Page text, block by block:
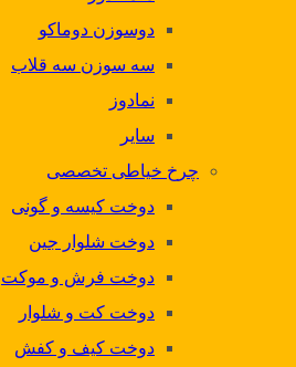
دوسوزن دوماکو
سه سوزن سه قلاب
نمادوز
سایر
چرخ خیاطی تخصصی
دوخت کیسه و گونی
دوخت شلوار جین
دوخت فرش و موکت
دوخت کت و شلوار
دوخت کیف و کفش